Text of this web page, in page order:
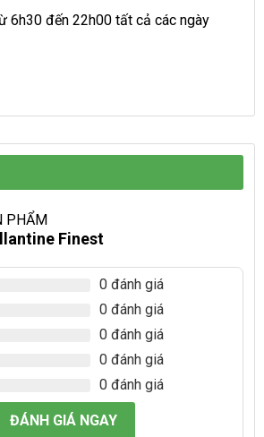
6h30 đến 22h00 tất cả các ngày
PHẨM
Finest
0 đánh giá
0 đánh giá
0 đánh giá
0 đánh giá
0 đánh giá
ĐÁNH GIÁ NGAY